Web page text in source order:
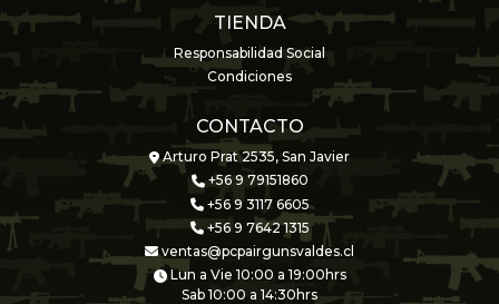
TIENDA
Responsabilidad Social
Condiciones
CONTACTO
Arturo Prat 2535, San Javier
+56 9 79151860
+56 9 3117 6605
+56 9 7642 1315
ventas@pcpairgunsvaldes.cl
Lun a Vie 10:00 a 19:00hrs
Sab 10:00 a 14:30hrs